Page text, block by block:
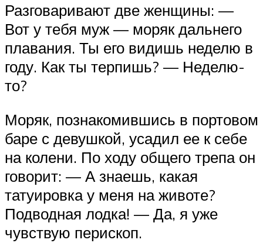
Разговаривают две женщины: —
Вот у тебя муж — моряк дальнего
плавания. Ты его видишь неделю в
году. Как ты терпишь? — Неделю-
то?
Моряк, познакомившись в портовом
баре с девушкой, усадил ее к себе
на колени. По ходу общего трепа он
говорит: — А знаешь, какая
татуировка у меня на животе?
Подводная лодка! — Да, я уже
чувствую перископ.